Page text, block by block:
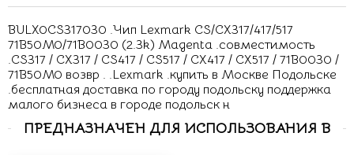
BULX0CS317030 .Чип Lexmark CS/CX317/417/517
71B50M0/71B0030 (2.3k) Magenta .совместимость
.CS317 / CX317 / CS417 / CS517 / CX417 / CX517 / 71B0030 /
71B50M0 возвр . .Lexmark .купить в Москве Подольске
.бесплатная доставка по городу подольску поддержка
малого бизнеса в городе подольск н
ПРЕДНАЗНАЧЕН ДЛЯ ИСПОЛЬЗОВАНИЯ В